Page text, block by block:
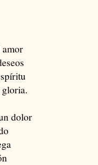
amor
dolor